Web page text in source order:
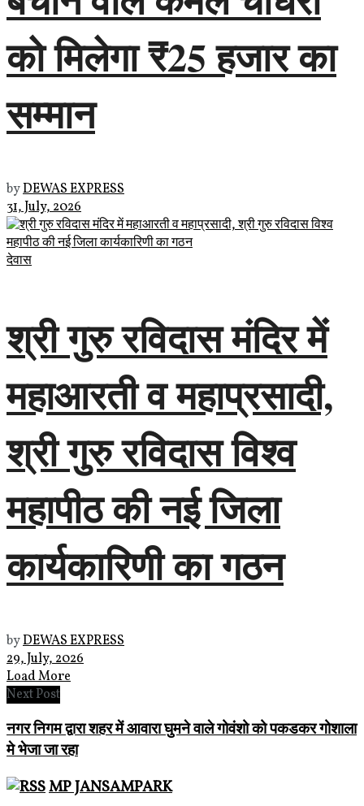
को मिलेगा ₹25 हजार का
सम्मान
byDEWAS EXPRESS
31, July, 2026
देवास
श्री गुरु रविदास मंदिर में
महाआरती व महाप्रसादी,
श्री गुरु रविदास विश्व
महापीठ की नई जिला
कार्यकारिणी का गठन
byDEWAS EXPRESS
29, July, 2026
Load More
Next Post
नगर निगम द्वारा शहर में आवारा घुमने वाले गोवंशो को पकडकर गोशाला
मे भेजा जा रहा
MP JANSAMPARK